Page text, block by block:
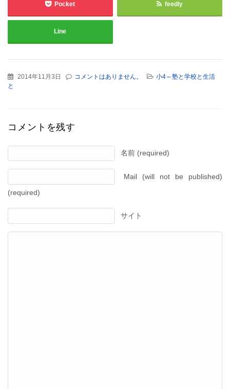
Pocket feedly
Line
2014年11月3日 コメントはありません。
小4～塾と学校と生活
と
コメントを残す
名前 (required)
Mail (will not be published)
(required)
サイト